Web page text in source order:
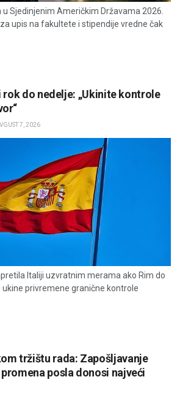
u Sjedinjenim Američkim Državama 2026.
upis na fakultete i stipendije vredne čak
do nedelje: „Ukinite kontrole
7, 2026
Italiji uzvratnim merama ako Rim do
ukine privremene granične kontrole
tržištu rada: Zapošljavanje
posla donosi najveći